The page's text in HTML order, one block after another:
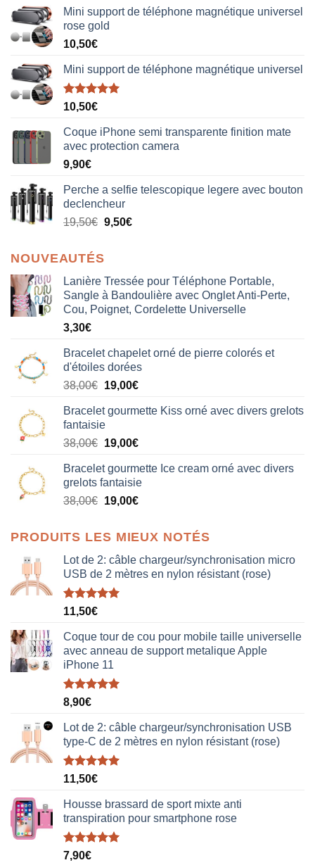
Mini support de téléphone magnétique universel
rose gold
10,50€
Mini support de téléphone magnétique universel
Note5.00
10,50€
Coque iPhone semi transparente finition mate
avec protection camera
9,90€
Perche a selfie telescopique legere avec bouton
declencheur
19,50€ 9,50€
NOUVEAUTÉS
Lanière Tressée pour Téléphone Portable,
Sangle à Bandoulière avec Onglet Anti-Perte,
Cou, Poignet, Cordelette Universelle
3,30€
Bracelet chapelet orné de pierre colorés et
d'étoiles dorées
38,00€ Le
initial
était :
38,00€.
19,00€Le
actuel
19,00€.
Bracelet gourmette Kiss orné avec divers grelots
fantaisie
38,00€ Le
initial
était :
38,00€.
19,00€Le
actuel
est :
19,00€.
Bracelet gourmette Ice cream orné avec divers
grelots fantaisie
38,00€ Le
initial
était :
38,00€.
19,00€Le
actuel
est :
19,00€.
PRODUITS LES MIEUX NOTÉS
Lot de 2: câble chargeur/synchronisation micro
USB de 2 mètres en nylon résistant (rose)
Note5.00
11,50€
Coque tour de cou pour mobile taille universelle
avec anneau de support metalique Apple
iPhone 11
Note5.00
8,90€
Lot de 2: câble chargeur/synchronisation USB
type-C de 2 mètres en nylon résistant (rose)
Note5.00
11,50€
Housse brassard de sport mixte anti
transpiration pour smartphone rose
Note5.00
7,90€